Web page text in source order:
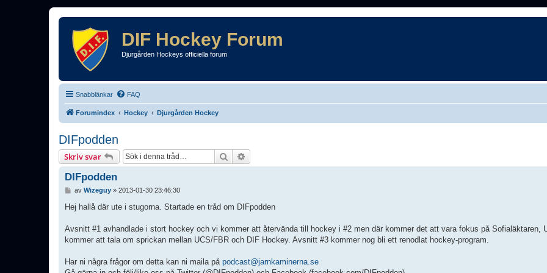
DIF Hockey Forum
Djurgården Hockeys officiella forum
Snabblänkar FAQ
Forumindex Hockey Djurgården Hockey
DIFpodden
Skriv svar Sök
DIFpodden
l
ä
g
av Wizeguy» 2013-01-30 23:46:30
Hej hallå där ute i stugorna. Startade en tråd om DIFpodden
Avsnitt #1 avhandlade i stort hockey och vi kommer att återvända till hockey i #2 men där kommer det att vara fokus på Sofialäktaren,
kommer att tala om sprickan mellan UCS/FBR och DIF Hockey. Avsnitt #3 kommer nog bli ett renodlat hockey-program.
Har ni några frågor om detta kan ni maila på podcast@jarnkaminerna.se